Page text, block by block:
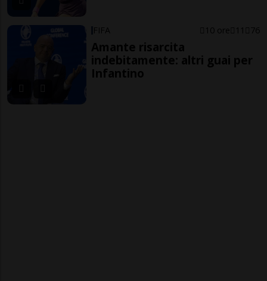
FIFA 10 ore 11 76
Amante risarcita
indebitamente: altri guai per
Infantino